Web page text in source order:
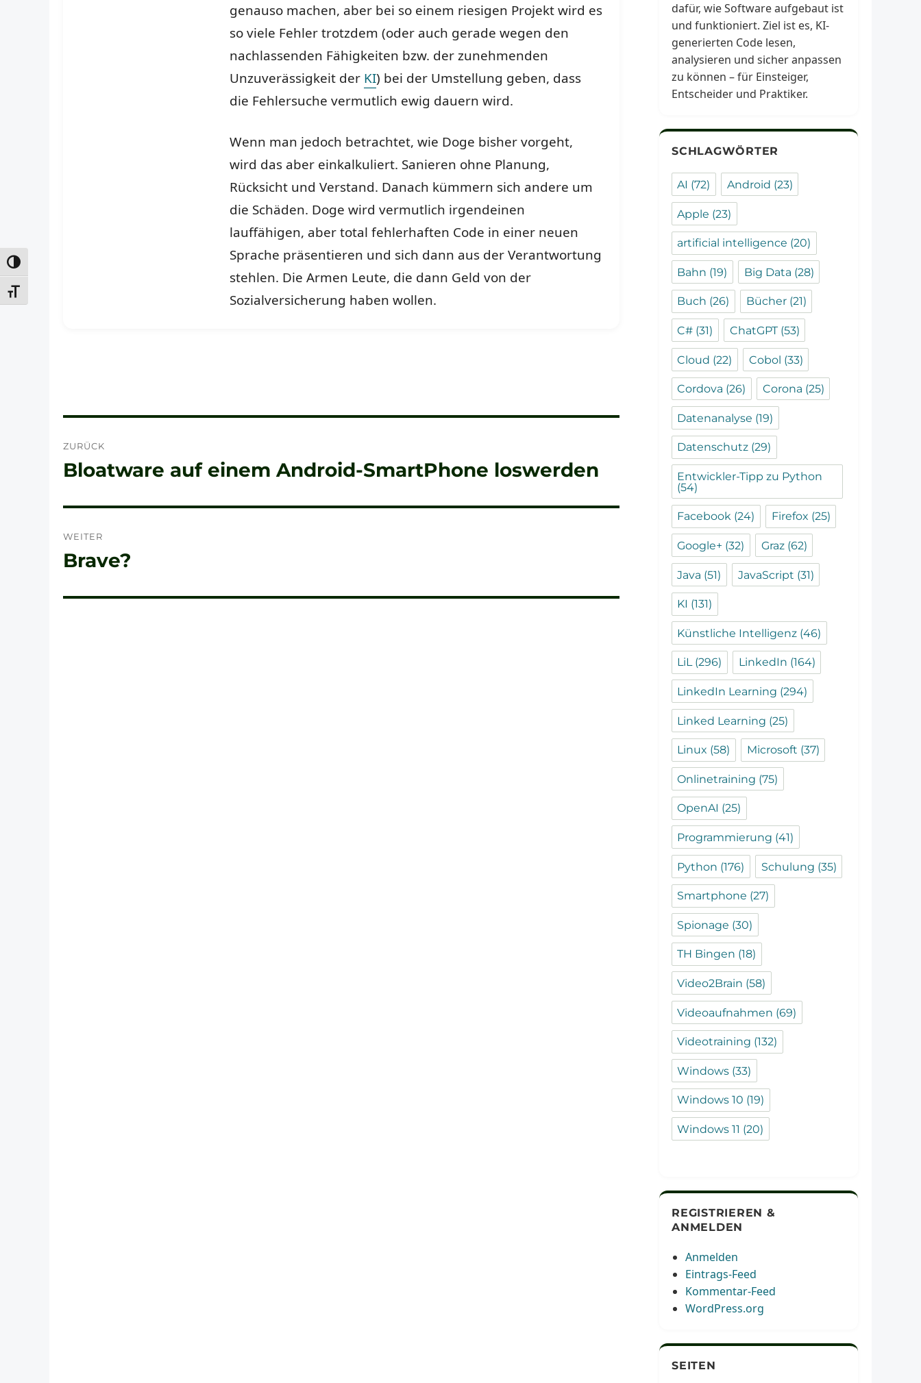
UMSCHALTEN AUF HOHE KONTRASTE
SCHRIFT VERGRÖSSERN
genauso machen, aber bei so einem riesigen Projekt wird es
so viele Fehler trotzdem (oder auch gerade wegen den
nachlassenden Fähigkeiten bzw. der zunehmenden
Unzuverässigkeit der KI) bei der Umstellung geben, dass
die Fehlersuche vermutlich ewig dauern wird.
Wenn man jedoch betrachtet, wie Doge bisher vorgeht,
wird das aber einkalkuliert. Sanieren ohne Planung,
Rücksicht und Verstand. Danach kümmern sich andere um
die Schäden. Doge wird vermutlich irgendeinen
lauffähigen, aber total fehlerhaften Code in einer neuen
Sprache präsentieren und sich dann aus der Verantwortung
stehlen. Die Armen Leute, die dann Geld von der
Sozialversicherung haben wollen.
ZURÜCK
Vorheriger
Bloatware auf einem Android-SmartPhone loswerden
WEITER
Nächster
Brave?
dafür, wie Software aufgebaut ist
und funktioniert. Ziel ist es, KI-
generierten Code lesen,
analysieren und sicher anpassen
zu können – für Einsteiger,
Entscheider und Praktiker.
SCHLAGWÖRTER
AI (72) Android (23)
Apple (23)
artificial intelligence (20)
Bahn (19) Big Data (28)
Buch (26) Bücher(21)
C# (31) ChatGPT(53)
Cloud (22) Cobol (33)
Cordova (26) Corona (25)
Datenanalyse (19)
Datenschutz (29)
Entwickler-Tipp zu Python
(54)
Facebook (24) Firefox (25)
Google+ (32) Graz(62)
Java (51) JavaScript (31)
KI (131)
Künstliche Intelligenz (46)
LiL(296) LinkedIn (164)
LinkedIn Learning (294)
Linked Learning (25)
Linux (58) Microsoft (37)
Onlinetraining (75)
OpenAI (25)
Programmierung (41)
Python (176) Schulung (35)
Smartphone (27)
Spionage (30)
TH Bingen (18)
Video2Brain (58)
Videoaufnahmen (69)
Videotraining (132)
Windows (33)
Windows 10 (19)
Windows 11 (20)
REGISTRIEREN &
ANMELDEN
Anmelden
Eintrags-Feed
Kommentar-Feed
WordPress.org
SEITEN